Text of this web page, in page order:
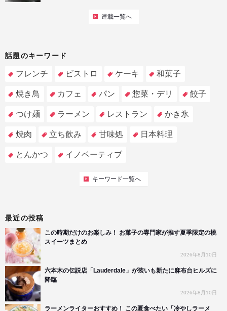
連載一覧へ
話題のキーワード
フレンチ ビストロ ケーキ 和菓子
焼き鳥 カフェ パン 惣菜・デリ 餃子
つけ麺 ラーメン レストラン かき氷
焼肉 立ち飲み 甘味処 日本料理
とんかつ イノベーティブ
キーワード一覧へ
最近の投稿
この時期だけのお楽しみ！ お菓子の専門家が推す夏季限定の桃
スイーツまとめ
2026年8月10日
六本木の伝説店「Lauderdale」が装いも新たに麻布台ヒルズに
降臨
2026年8月10日
ラーメンライターおすすめ！ この夏食べたい「冷やしラーメ